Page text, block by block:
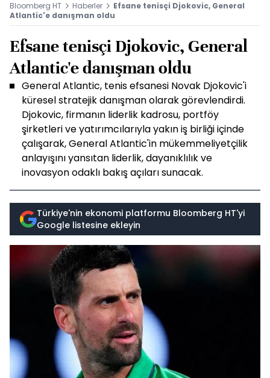
Bloomberg HT Haberler
Efsane tenisçi Djokovic, General
Atlantic'e danışman oldu
Efsane tenisçi Djokovic, General
Atlantic'e danışman oldu
General Atlantic, tenis efsanesi Novak Djokovic'i
küresel stratejik danışman olarak görevlendirdi.
Djokovic, firmanın liderlik kadrosu, portföy
şirketleri ve yatırımcılarıyla yakın iş birliği içinde
çalışarak, General Atlantic'in mükemmeliyetçilik
anlayışını yansıtan liderlik, dayanıklılık ve
inovasyon odaklı bakış açıları sunacak.
Türkiye'nin ekonomi platformu Bloomberg HT'yi
Google listesine ekleyin